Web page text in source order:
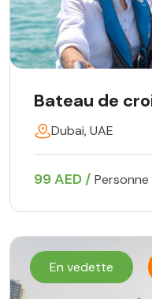
Bateau de
Dubai, UAE
99 AED / Personne
En vedette